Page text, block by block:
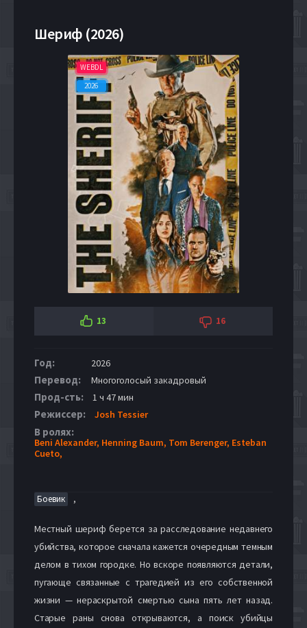
Шериф (2026)
WEBDL
2026
13 16
Год: 2026
Перевод: Многоголосый закадровый
Прод-сть: 1 ч 47 мин
Режиссер: Josh Tessier
В ролях:
Beni Alexander, Henning Baum, Tom Berenger, Esteban
Cueto,
Боевик ,
Местный шериф берется за расследование недавнего
убийства, которое сначала кажется очередным темным
делом в тихом городке. Но вскоре появляются детали,
пугающе связанные с трагедией из его собственной
жизни — нераскрытой смертью сына пять лет назад.
Старые раны снова открываются, а поиск убийцы